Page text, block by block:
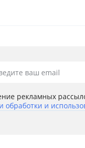
ваш email
рекламных
обработки и